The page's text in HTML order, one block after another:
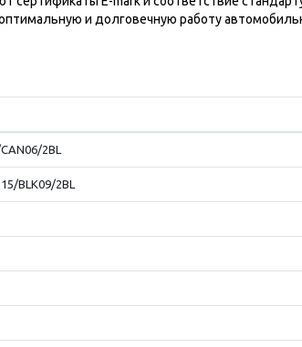
и долговечную работу
2BL
BLK09/2BL